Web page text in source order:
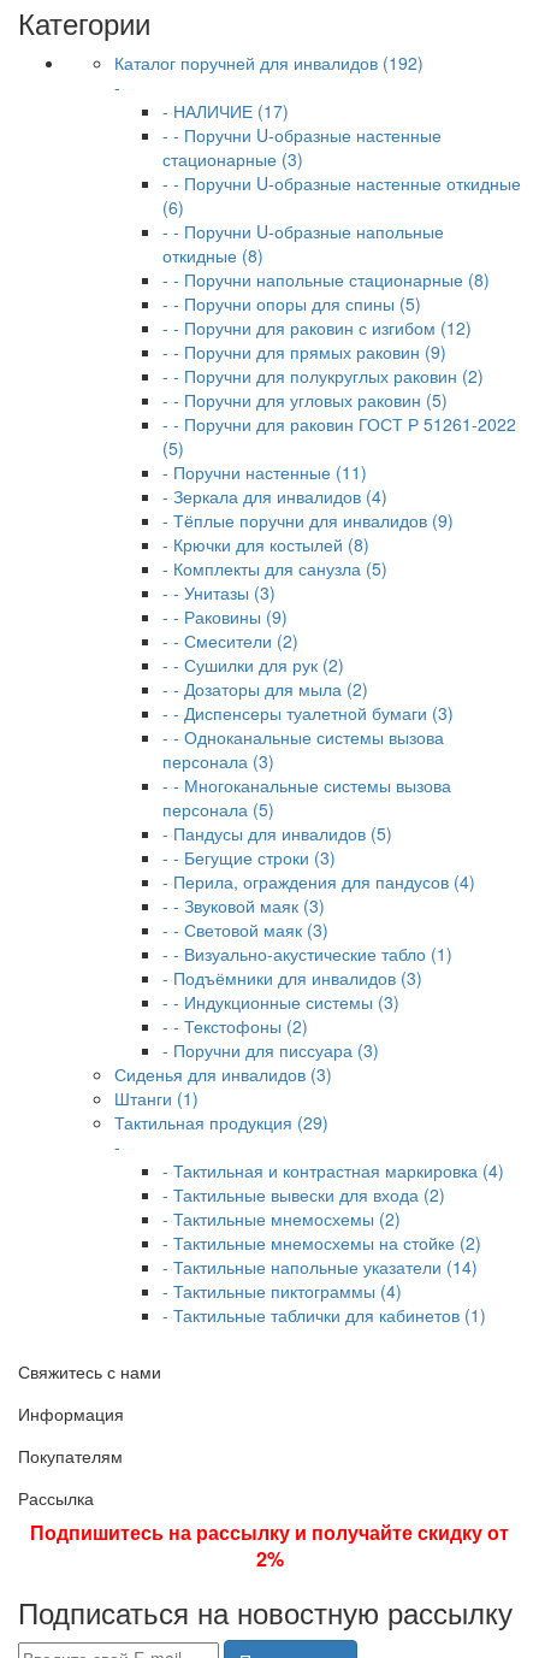
Категории
Каталог поручней для инвалидов (192)
-
- НАЛИЧИЕ (17)
- - Поручни U-образные настенные
стационарные (3)
- - Поручни U-образные настенные откидные
(6)
- - Поручни U-образные напольные
откидные (8)
- - Поручни напольные стационарные (8)
- - Поручни опоры для спины (5)
- - Поручни для раковин с изгибом (12)
- - Поручни для прямых раковин (9)
- - Поручни для полукруглых раковин (2)
- - Поручни для угловых раковин (5)
- - Поручни для раковин ГОСТ Р 51261-2022
(5)
- Поручни настенные (11)
- Зеркала для инвалидов (4)
- Тёплые поручни для инвалидов (9)
- Крючки для костылей (8)
- Комплекты для санузла (5)
- - Унитазы (3)
- - Раковины (9)
- - Смесители (2)
- - Сушилки для рук (2)
- - Дозаторы для мыла (2)
- - Диспенсеры туалетной бумаги (3)
- - Одноканальные системы вызова
персонала (3)
- - Многоканальные системы вызова
персонала (5)
- Пандусы для инвалидов (5)
- - Бегущие строки (3)
- Перила, ограждения для пандусов (4)
- - Звуковой маяк (3)
- - Световой маяк (3)
- - Визуально-акустические табло (1)
- Подъёмники для инвалидов (3)
- - Индукционные системы (3)
- - Текстофоны (2)
- Поручни для писсуара (3)
Сиденья для инвалидов (3)
Штанги (1)
Тактильная продукция (29)
-
- Тактильная и контрастная маркировка (4)
- Тактильные вывески для входа (2)
- Тактильные мнемосхемы (2)
- Тактильные мнемосхемы на стойке (2)
- Тактильные напольные указатели (14)
- Тактильные пиктограммы (4)
- Тактильные таблички для кабинетов (1)
Свяжитесь с нами
Информация
Покупателям
Рассылка
Подпишитесь на рассылку и получайте скидку от
2%
Подписаться на новостную рассылку